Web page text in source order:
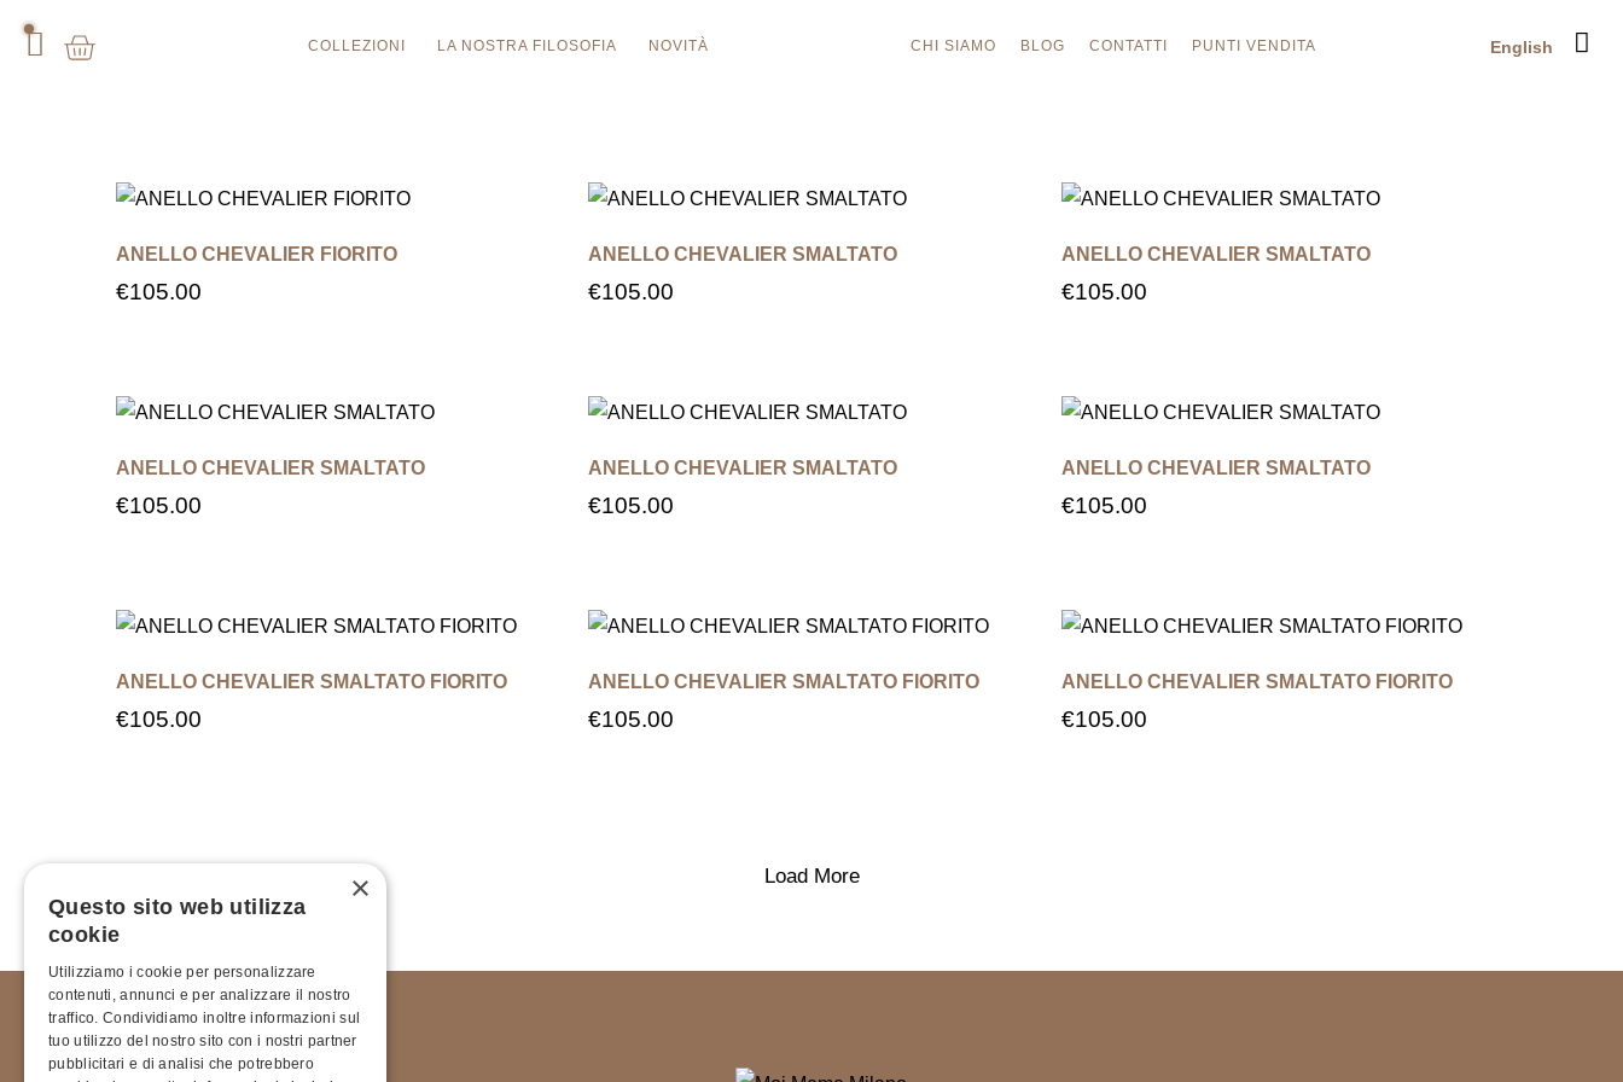
COLLEZIONI LA NOSTRA FILOSOFIA NOVITÀ CHI SIAMO BLOG CONTATTI PUNTI VENDITA English
ANELLO CHEVALIER FIORITO
€105.00
ANELLO CHEVALIER SMALTATO
€105.00
ANELLO CHEVALIER SMALTATO
€105.00
ANELLO CHEVALIER SMALTATO
€105.00
ANELLO CHEVALIER SMALTATO
€105.00
ANELLO CHEVALIER SMALTATO
€105.00
ANELLO CHEVALIER SMALTATO FIORITO
€105.00
ANELLO CHEVALIER SMALTATO FIORITO
€105.00
ANELLO CHEVALIER SMALTATO FIORITO
€105.00
Load More
×
Questo sito web utilizza
cookie
Utilizziamo i cookie per personalizzare
contenuti, annunci e per analizzare il nostro
traffico. Condividiamo inoltre informazioni sul
tuo utilizzo del nostro sito con i nostri partner
pubblicitari e di analisi che potrebbero